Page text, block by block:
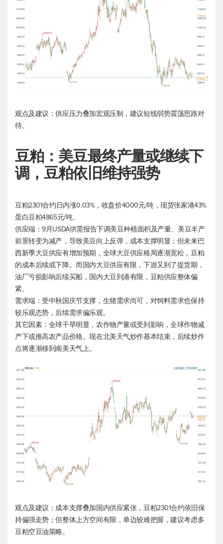
观点及建议：供应压力叠加宏观压制，建议短线弱势震荡思路对
待。
豆粕：美豆最终产量或继续下
调，豆粕依旧维持强势
豆粕2301合约日内涨0.03%，收盘价4000元/吨，现货张家港43%
蛋白豆粕4865元/吨。
供应端：9月USDA供需报告下调美豆种植面积及产量、美豆丰产
前景转变为减产，导致美豆向上反弹，成本支撑明显；但未来巴
西新季大豆供应有增加预期，全球大豆供应格局逐渐宽松，豆粕
的成本后续或下降。而国内大豆供应有限，下游又到了提货期，
油厂亏损影响后续买船，国内大豆到港有限，豆粕供应整体偏
紧。
需求端：受中秋国庆节支撑，生猪需求尚可，对饲料需求也保持
较乐观态势，后续需求偏乐观。
其它因素：全球干旱明显，农作物产量或受到影响，全球作物减
产下或推高农产品价格。现在北美天气炒作基本结束，后续炒作
点将逐渐移到南美天气上。
观点及建议：成本支撑叠加国内供应紧张，豆粕2301合约依旧保
持偏强走势；但整体上方空间有限，单边较难把握，建议考虑多
豆粕空豆油策略。